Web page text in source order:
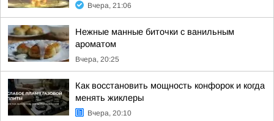
Вчера, 21:06
Нежные манные биточки с ванильным
ароматом
Вчера, 20:25
Как восстановить мощность конфорок и когда
менять жиклеры
Вчера, 20:10